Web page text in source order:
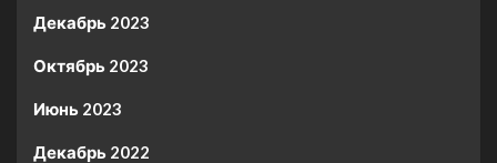
Декабрь 2023
Октябрь 2023
Июнь 2023
Декабрь 2022